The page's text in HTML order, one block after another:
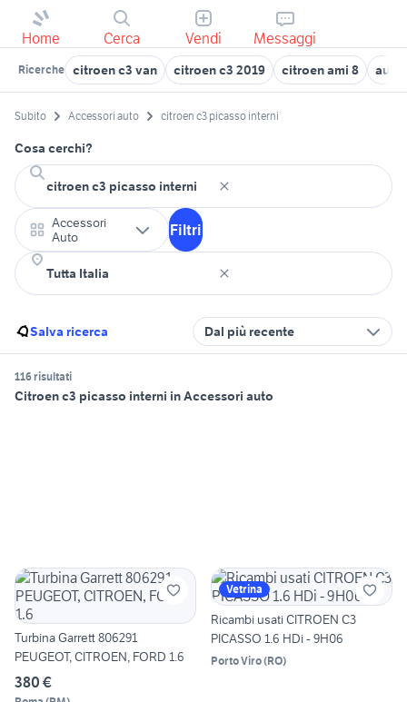
Home Cerca Vendi Messaggi
Ricerche citroen c3 van citroen c3 2019 citroen ami 8 auto
Subito Accessori auto citroen c3 picasso interni
Cosa cerchi?
Accessori
Auto
Filtri
Salva ricerca Dal più recente
116 risultati
Citroen c3 picasso interni in Accessori auto
Turbina Garrett 806291
PEUGEOT, CITROEN, FORD 1.6
380 €
Vetrina
Ricambi usati CITROEN C3
PICASSO 1.6 HDi - 9H06
Porto Viro(RO)